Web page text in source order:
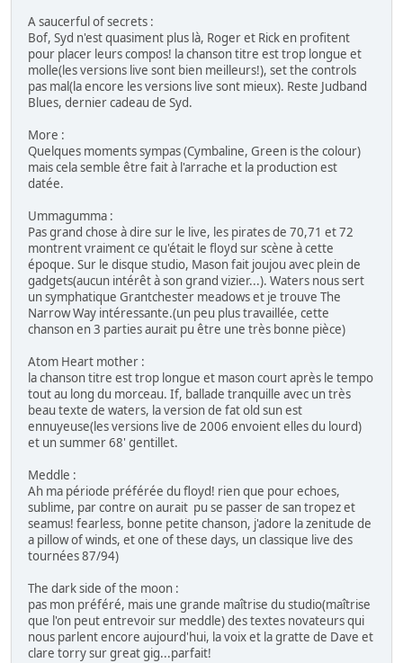
A saucerful of secrets :
Bof, Syd n'est quasiment plus là, Roger et Rick en profitent
pour placer leurs compos! la chanson titre est trop longue et
molle(les versions live sont bien meilleurs!), set the controls
pas mal(la encore les versions live sont mieux). Reste Judband
Blues, dernier cadeau de Syd.
More :
Quelques moments sympas (Cymbaline, Green is the colour)
mais cela semble être fait à l'arrache et la production est
datée.
Ummagumma :
Pas grand chose à dire sur le live, les pirates de 70,71 et 72
montrent vraiment ce qu'était le floyd sur scène à cette
époque. Sur le disque studio, Mason fait joujou avec plein de
gadgets(aucun intérêt à son grand vizier...). Waters nous sert
un symphatique Grantchester meadows et je trouve The
Narrow Way intéressante.(un peu plus travaillée, cette
chanson en 3 parties aurait pu être une très bonne pièce)
Atom Heart mother :
la chanson titre est trop longue et mason court après le tempo
tout au long du morceau. If, ballade tranquille avec un très
beau texte de waters, la version de fat old sun est
ennuyeuse(les versions live de 2006 envoient elles du lourd)
et un summer 68' gentillet.
Meddle :
Ah ma période préférée du floyd! rien que pour echoes,
sublime, par contre on aurait pu se passer de san tropez et
seamus! fearless, bonne petite chanson, j'adore la zenitude de
a pillow of winds, et one of these days, un classique live des
tournées 87/94)
The dark side of the moon :
pas mon préféré, mais une grande maîtrise du studio(maîtrise
que l'on peut entrevoir sur meddle) des textes novateurs qui
nous parlent encore aujourd'hui, la voix et la gratte de Dave et
clare torry sur great gig...parfait!